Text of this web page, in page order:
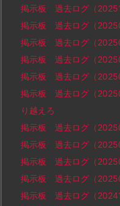
掲示板 過去ログ（
掲示板 過去ログ（
掲示板 過去ログ（
掲示板 過去ログ（
掲示板 過去ログ（
掲示板 過去ログ（
り越えろ
掲示板 過去ログ（
掲示板 過去ログ（
掲示板 過去ログ（
掲示板 過去ログ（
掲示板 過去ログ（